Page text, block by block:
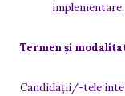
implementare.
Termen și
Candidații/-tele